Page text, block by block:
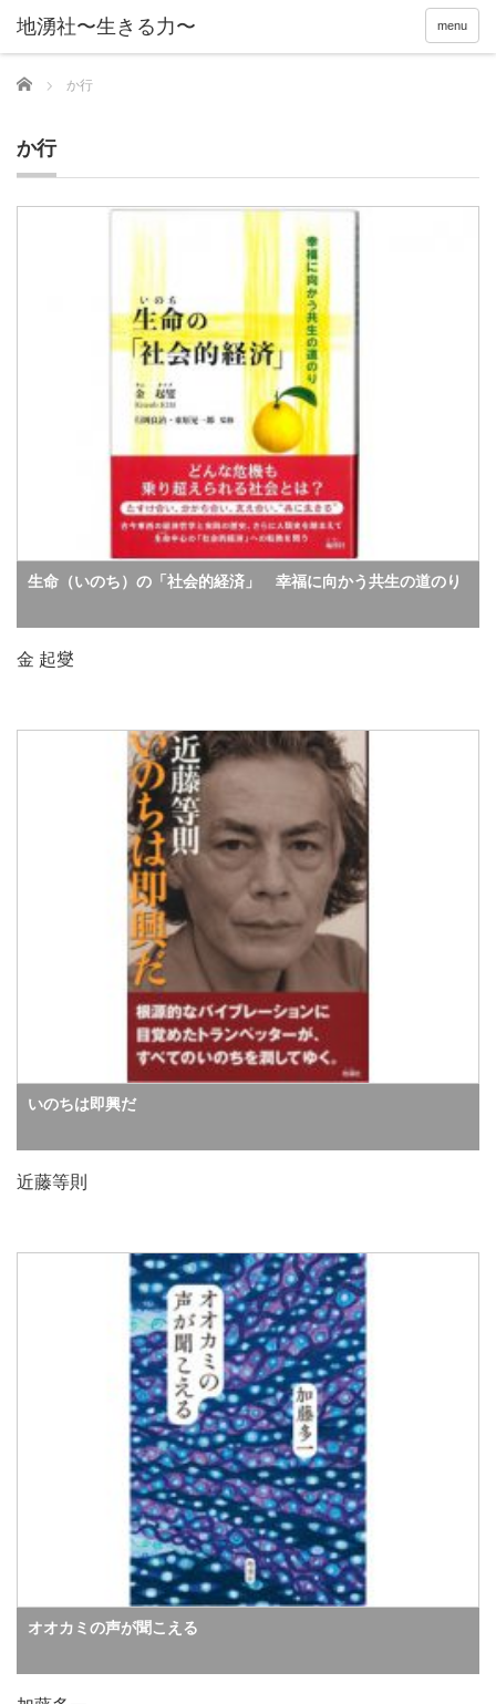
menu
Home か行
か行
生命（いのち）の「社会的経済」 幸福に向かう共生の道のり
金 起燮
いのちは即興だ
近藤等則
オオカミの声が聞こえる